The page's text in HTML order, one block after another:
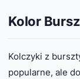
Kolor
Kolczyki z
popularne, ale